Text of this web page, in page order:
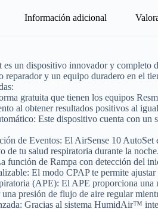
Información adicional
un dispositivo innovador y completo
reparador y un equipo duradero en el
gratuita que tienen los equipos
al obtener resultados positivos al
Este dispositivo cuenta con un
de Eventos: El AirSense 10 AutoSet
de tu salud respiratoria durante la noche.
función de Rampa con detección del
El modo CPAP te permite
(APE): El APE proporciona una
presión de flujo de aire regular
Gracias al sistema HumidAir™